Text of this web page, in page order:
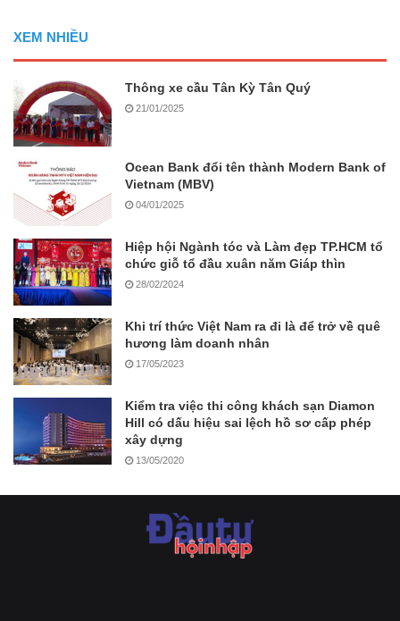
XEM NHIỀU
Thông xe cầu Tân Kỳ Tân Quý
21/01/2025
Ocean Bank đổi tên thành Modern Bank of
Vietnam (MBV)
04/01/2025
Hiệp hội Ngành tóc và Làm đẹp TP.HCM tổ
chức giỗ tổ đầu xuân năm Giáp thìn
28/02/2024
Khi trí thức Việt Nam ra đi là để trở về quê
hương làm doanh nhân
17/05/2023
Kiểm tra việc thi công khách sạn Diamon
Hill có dấu hiệu sai lệch hồ sơ cấp phép
xây dựng
13/05/2020